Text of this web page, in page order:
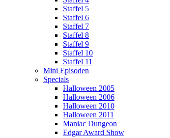
Staffel 5
Staffel 6
Staffel 7
Staffel 8
Staffel 9
Staffel 10
Staffel 11
Mini Episoden
Specials
Halloween 2005
Halloween 2006
Halloween 2010
Halloween 2011
Maniac Dungeon
Edgar Award Show